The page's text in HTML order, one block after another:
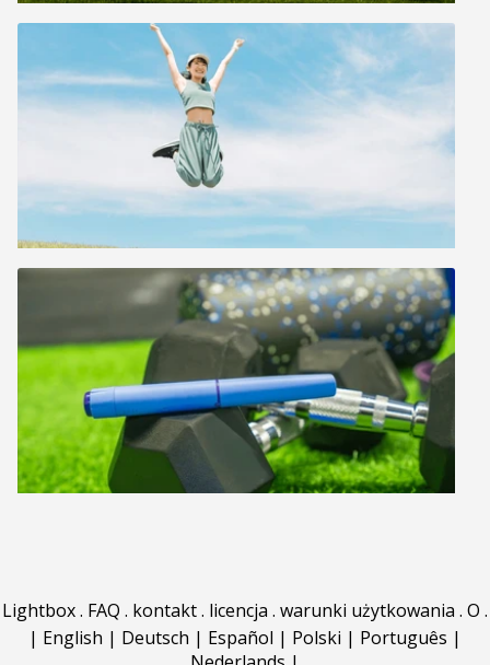
Lightbox. FAQ . kontakt. licencja . warunki użytkowania . O .
| English | Deutsch | Español | Polski | Português |